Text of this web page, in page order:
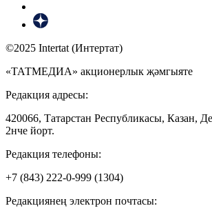
©2025 Intertat (Интертат)
«ТАТМЕДИА» акционерлык җәмгыяте
Редакция адресы:
420066, Татарстан Республикасы, Казан,
2нче йорт.
Редакция телефоны:
+7 (843) 222-0-999 (1304)
Редакциянең электрон почтасы: